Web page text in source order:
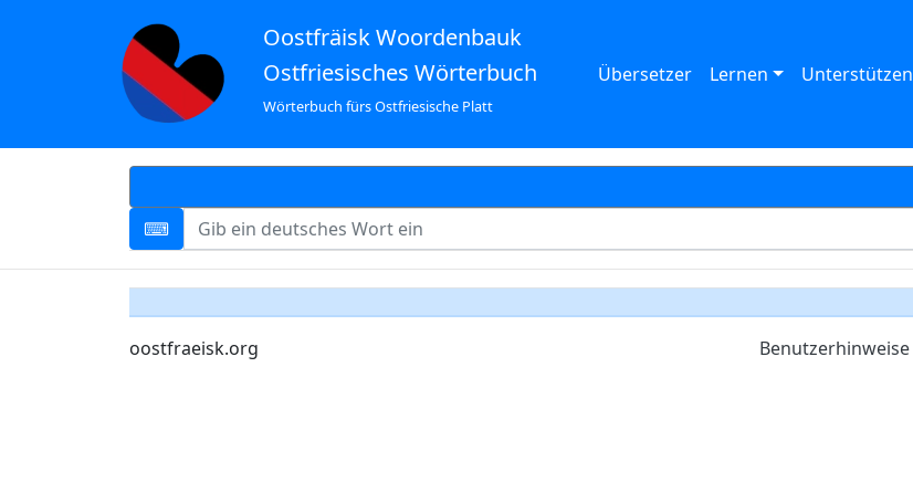
Oostfräisk Woordenbauk
Ostfriesisches Wörterbuch
Wörterbuch fürs Ostfriesische Platt
Übersetzer Lernen Unterstützen
oostfraeisk.org Benutzerhinweise